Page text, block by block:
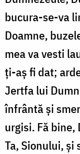
bucura-se-va
Doamne,
mea va vesti
ți-aș fi dat;
Jertfa lui
înfrântă și
urgisi. Fă bine,
Ta, Sionului, și